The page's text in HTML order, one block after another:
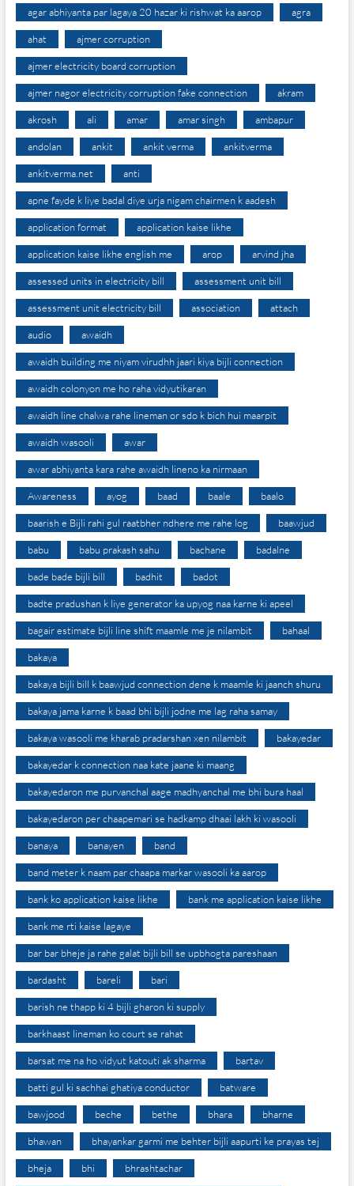
agar abhiyanta par lagaya 20 hazar ki rishwat ka aarop agra
ahat ajmer corruption
ajmer electricity board corruption
ajmer nagor electricity corruption fake connection akram
akrosh ali amar amar singh ambapur
andolan ankit ankit verma ankitverma
ankitverma.net anti
apne fayde k liye badal diye urja nigam chairmen k aadesh
application format application kaise likhe
application kaise likhe english me arop arvind jha
assessed units in electricity bill assessment unit bill
assessment unit electricity bill association attach
audio awaidh
awaidh building me niyam virudhh jaari kiya bijli connection
awaidh colonyon me ho raha vidyutikaran
awaidh line chalwa rahe lineman or sdo k bich hui maarpit
awaidh wasooli awar
awar abhiyanta kara rahe awaidh lineno ka nirmaan
Awareness ayog baad baale baalo
baarish e Bijli rahi gul raatbher ndhere me rahe log baawjud
babu babu prakash sahu bachane badalne
bade bade bijli bill badhit badot
badte pradushan k liye generator ka upyog naa karne ki apeel
bagair estimate bijli line shift maamle me je nilambit bahaal
bakaya
bakaya bijli bill k baawjud connection dene k maamle ki jaanch shuru
bakaya jama karne k baad bhi bijli jodne me lag raha samay
bakaya wasooli me kharab pradarshan xen nilambit bakayedar
bakayedar k connection naa kate jaane ki maang
bakayedaron me purvanchal aage madhyanchal me bhi bura haal
bakayedaron per chaapemari se hadkamp dhaai lakh ki wasooli
banaya banayen band
band meter k naam par chaapa markar wasooli ka aarop
bank ko application kaise likhe bank me application kaise likhe
bank me rti kaise lagaye
bar bar bheje ja rahe galat bijli bill se upbhogta pareshaan
bardasht bareli bari
barish ne thapp ki 4 bijli gharon ki supply
barkhaast lineman ko court se rahat
barsat me na ho vidyut katouti ak sharma bartav
batti gul ki sachhai ghatiya conductor batware
bawjood beche bethe bhara bharne
bhawan bhayankar garmi me behter bijli aapurti ke prayas tej
bheja bhi bhrashtachar